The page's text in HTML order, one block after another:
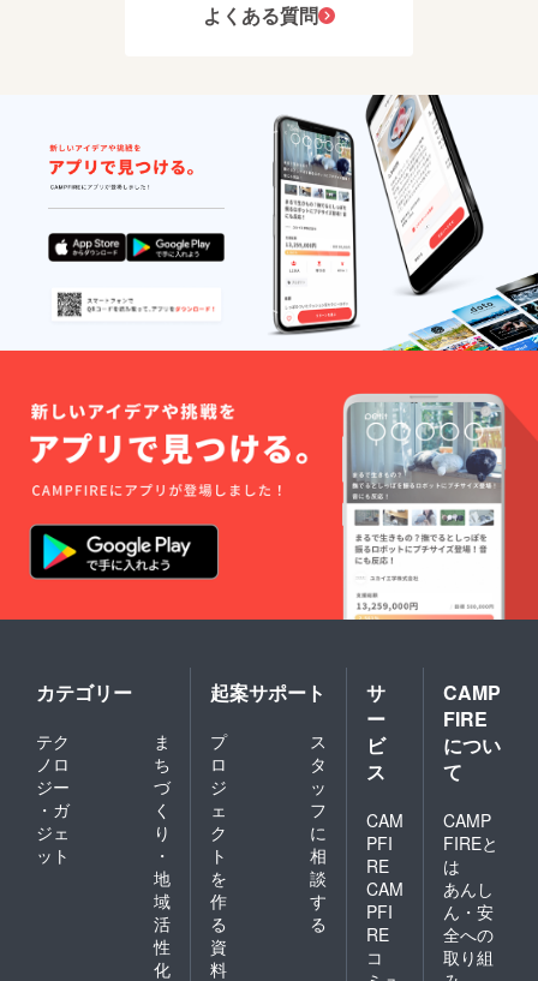
よくある質問
カテゴリー
テク
ノロ
ジー
・ガ
ジェ
ット
ま
ち
づ
く
り
・
地
域
活
性
化
起案サポート
プ
ロ
ジ
ェ
ク
ト
を
作
る
ス
タ
ッ
フ
に
相
談
す
る
資
料
サ
ー
ビ
ス
CAM
PFI
RE
CAM
PFI
RE
コ
CAMP
FIRE
につい
て
CAMP
FIREと
は
あんし
ん・安
全への
取り組